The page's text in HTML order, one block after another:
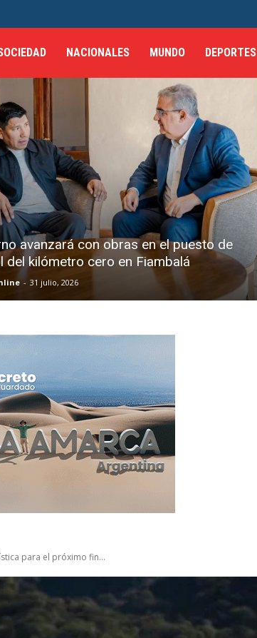
NACIONALES MUNDO DEPORTES
avanzará con obras en el puesto de
del kilómetro cero en Fiambalá
- 31 julio, 2026
para el próximo fin...